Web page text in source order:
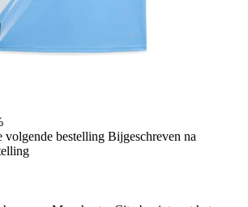
volgende bestelling Bijgeschreven na